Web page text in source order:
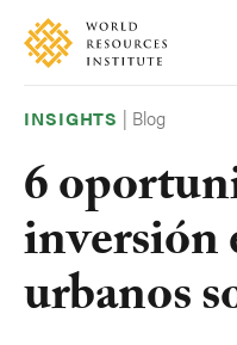
Skip
main
Accessibility
INSIGHTS | Blog
6
inversión
urbanos